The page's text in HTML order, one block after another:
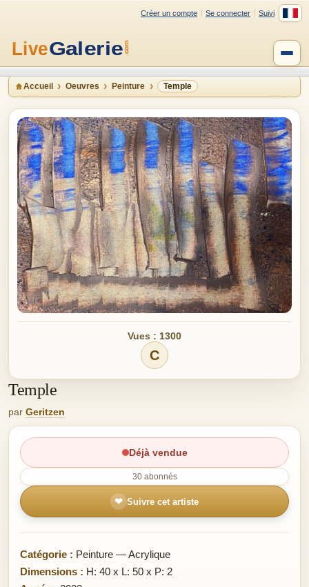
Créer un compte Se connecter Suivi
Accueil Oeuvres Peinture Temple
Vues : 1300
C
Temple
par Geritzen
Déjà vendue
30 abonnés
❤ Suivre cet artiste
Catégorie : Peinture — Acrylique
Dimensions : H: 40 x L: 50 x P: 2